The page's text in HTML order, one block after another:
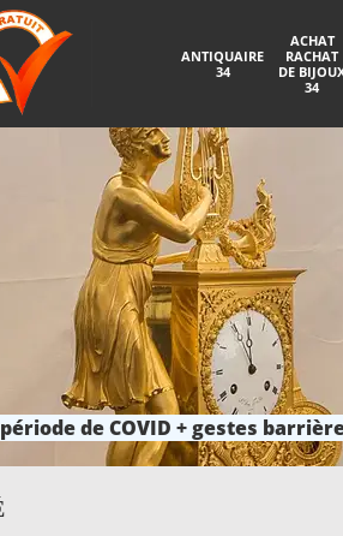
ANTIQUAIRE
34
ACHAT
RACHAT
DE
34
de COVID + gestes